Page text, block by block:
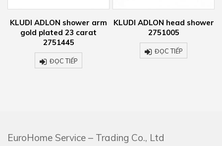
arm
carat
KLUDI ADLON head shower
2751005
KLUDI ADLON
510430520
EuroHome Service – Trading Co., Ltd